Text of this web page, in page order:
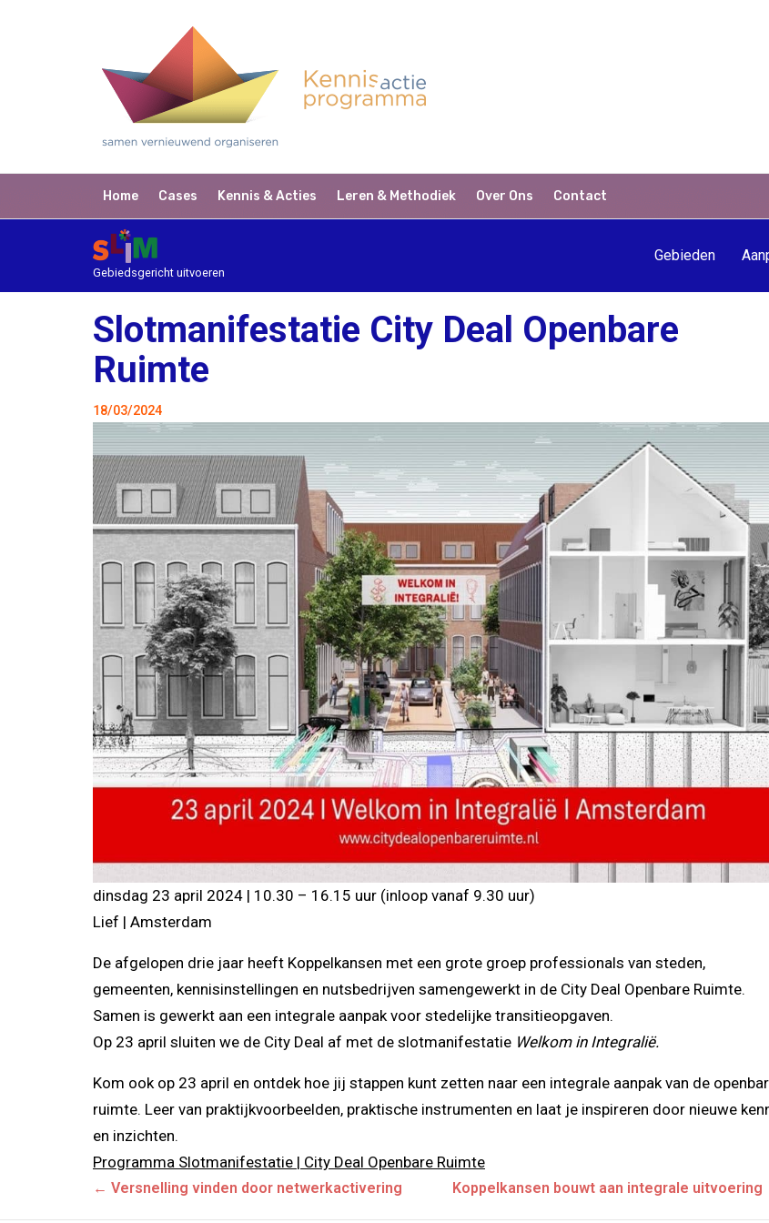
Home Cases Kennis & Acties Leren & Methodiek Over Ons Contact
Gebiedsgericht uitvoeren
Gebieden
Slotmanifestatie City Deal Openbare
Ruimte
18/03/2024
dinsdag 23 april 2024 | 10.30 – 16.15 uur (inloop vanaf 9.30 uur)
Lief | Amsterdam
De afgelopen drie jaar heeft Koppelkansen met een grote groep professionals van steden,
gemeenten, kennisinstellingen en nutsbedrijven samengewerkt in de City Deal Openbare Ruimte.
Samen is gewerkt aan een integrale aanpak voor stedelijke transitieopgaven.
Op 23 april sluiten we de City Deal af met de slotmanifestatie Welkom in Integralië.
Kom ook op 23 april en ontdek hoe jij stappen kunt zetten naar een integrale aanpak van de
ruimte. Leer van praktijkvoorbeelden, praktische instrumenten en laat je inspireren door nieuwe
en inzichten.
Programma Slotmanifestatie | City Deal Openbare Ruimte
Posts
← Versnelling vinden door netwerkactivering Koppelkansen bouwt aan integrale